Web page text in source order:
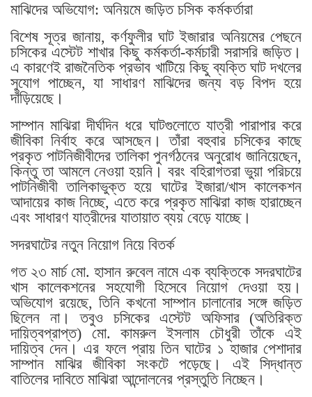
মাঝিদের অভিযোগ: অনিয়মে জড়িত চসিক কর্মকর্তারা
বিশেষ সূত্র জানায়, কর্ণফুলীর ঘাট ইজারার অনিয়মের পেছনে
চসিকের এস্টেট শাখার কিছু কর্মকর্তা-কর্মচারী সরাসরি জড়িত।
এ কারণেই রাজনৈতিক প্রভাব খাটিয়ে কিছু ব্যক্তি ঘাট দখলের
সুযোগ পাচ্ছেন, যা সাধারণ মাঝিদের জন্য বড় বিপদ হয়ে
দাঁড়িয়েছে।
সাম্পান মাঝিরা দীর্ঘদিন ধরে ঘাটগুলোতে যাত্রী পারাপার করে
জীবিকা নির্বাহ করে আসছেন। তাঁরা বহুবার চসিকের কাছে
প্রকৃত পাটনিজীবীদের তালিকা পুনর্গঠনের অনুরোধ জানিয়েছেন,
কিন্তু তা আমলে নেওয়া হয়নি। বরং বহিরাগতরা ভুয়া পরিচয়ে
পাটনিজীবী তালিকাভুক্ত হয়ে ঘাটের ইজারা/খাস কালেকশন
আদায়ের কাজ নিচ্ছে, এতে করে প্রকৃত মাঝিরা কাজ হারাচ্ছেন
এবং সাধারণ যাত্রীদের যাতায়াত ব্যয় বেড়ে যাচ্ছে।
সদরঘাটের নতুন নিয়োগ নিয়ে বিতর্ক
গত ২৩ মার্চ মো. হাসান রুবেল নামে এক ব্যক্তিকে সদরঘাটের
খাস কালেকশনের সহযোগী হিসেবে নিয়োগ দেওয়া হয়।
অভিযোগ রয়েছে, তিনি কখনো সাম্পান চালানোর সঙ্গে জড়িত
ছিলেন না। তবুও চসিকের এস্টেট অফিসার (অতিরিক্ত
দায়িত্বপ্রাপ্ত) মো. কামরুল ইসলাম চৌধুরী তাঁকে এই
দায়িত্ব দেন। এর ফলে প্রায় তিন ঘাটের ১ হাজার পেশাদার
সাম্পান মাঝির জীবিকা সংকটে পড়েছে। এই সিদ্ধান্ত
বাতিলের দাবিতে মাঝিরা আন্দোলনের প্রস্তুতি নিচ্ছেন।